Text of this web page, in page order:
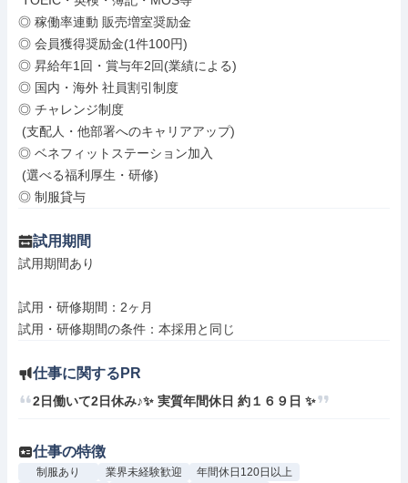
◎ 稼働率連動 販売増室奨励金
◎ 会員獲得奨励金(1件100円)
◎ 昇給年1回・賞与年2回(業績による)
◎ 国内・海外 社員割引制度
◎ チャレンジ制度
◎ ベネフィットステーション加入
◎ 制服貸与
試用期間
試用期間あり
試用・研修期間：2ヶ月
仕事に関するPR
2日働いて2日休み♪✨ 実質年間休日 約１６９日 ✨
仕事の特徴
制服あり 業界未経験歓迎 年間休日120日以上